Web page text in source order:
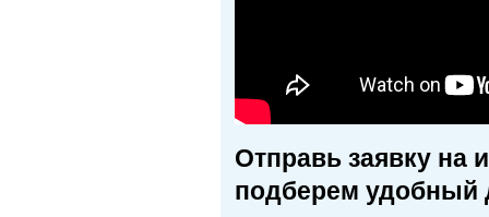
Отправь заявку на
подберем удобный